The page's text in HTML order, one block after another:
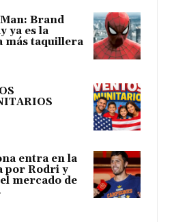
Brand
ya es la
más taquillera
entra en la
por Rodri y
mercado de